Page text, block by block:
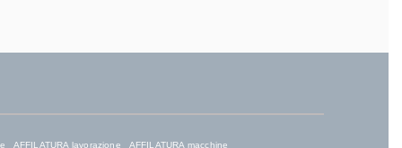
AFFILATURA lavorazione
AFFILATURA macchine